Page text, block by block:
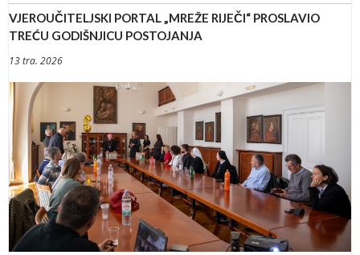
VJEROUČITELJSKI PORTAL „MREŽE RIJEČI“ PROSLAVIO
TREĆU GODIŠNJICU POSTOJANJA
13 tra. 2026